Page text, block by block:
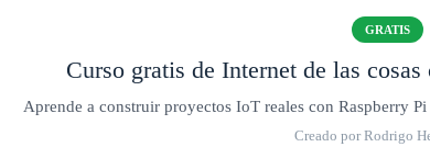
GRATIS
Curso gratis de Internet de las
Aprende a construir proyectos IoT reales con Raspberry
Creado por Rodrigo